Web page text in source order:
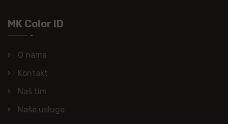
MK Color ID
O nama
Kontakt
Naš tim
Naše usluge